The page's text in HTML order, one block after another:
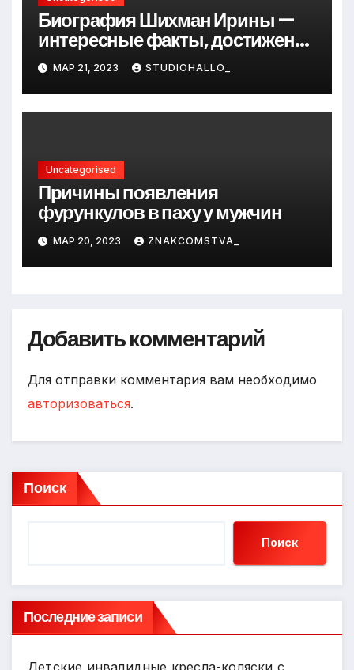
Биография Шихман Ирины —
интересные факты, достижения
и путь к успеху
МАР 21, 2023 STUDIOHALLO_
Uncategorised
Причины появления
фурункулов в паху у мужчин
МАР 20, 2023 ZNAKCOMSTVA_
Добавить комментарий
Для отправки комментария вам необходимо
авторизоваться.
Поиск
Поиск
Последние записи
Детские инвалидные кресла-коляски с